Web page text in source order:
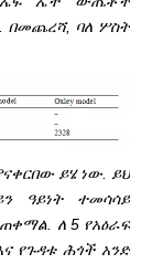
ባለ ሦስት
ይሄ ነው. ይህ
ዓይነት ተመሳሳይ
ለ 5 የአዕራፍ
የጉዳቱ ሕጎች አንድ